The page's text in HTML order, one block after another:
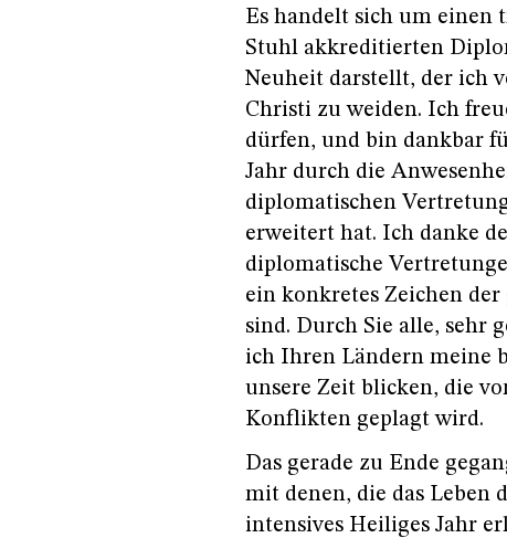
Es handelt sich um einen
Stuhl akkreditierten
Neuheit darstellt, der ich
Christi zu weiden. Ich
dürfen, und bin dankbar
Jahr durch die
diplomatischen
erweitert hat. Ich danke
diplomatische
ein konkretes Zeichen
sind. Durch Sie alle, sehr
ich Ihren Ländern meine
unsere Zeit blicken, die
Konflikten geplagt wird.
Das gerade zu Ende
mit denen, die das Leben
intensives Heiliges Jahr